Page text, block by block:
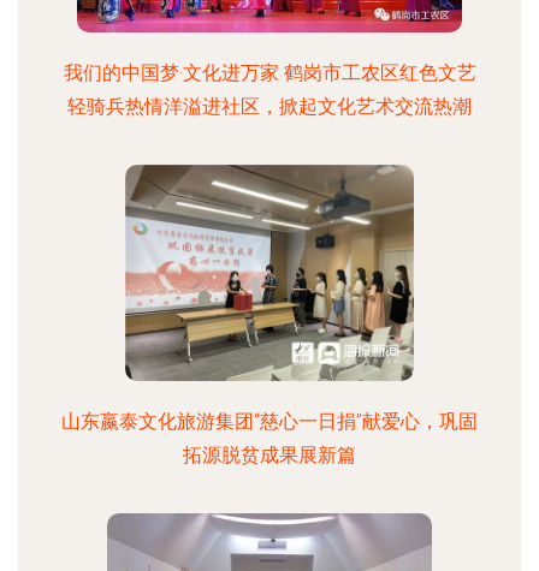
我们的中国梦·文化进万家 鹤岗市工农区红色文艺
轻骑兵热情洋溢进社区，掀起文化艺术交流热潮
山东嬴泰文化旅游集团“慈心一日捐”献爱心，巩固
拓源脱贫成果展新篇